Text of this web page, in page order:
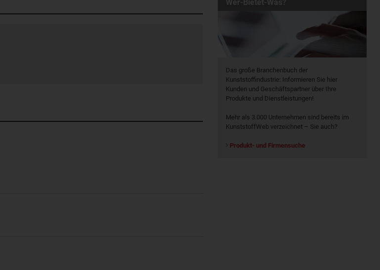
Wer-Bietet-Was?
Das große Branchenbuch der
Kunststoffindustrie: Informieren Sie hier
Kunden und Geschäftspartner über Ihre
Produkte und Dienstleistungen!
Mehr als 3.000 Unternehmen sind bereits im
KunststoffWeb verzeichnet – Sie auch?
Produkt- und Firmensuche